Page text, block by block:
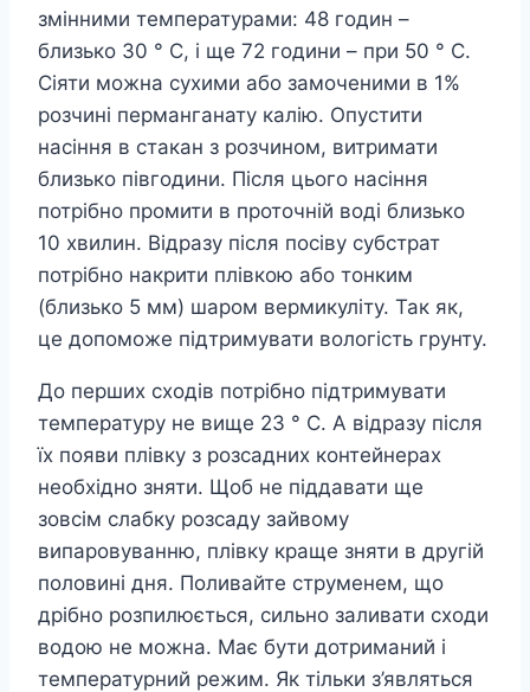
змінними температурами: 48 годин –
близько 30 ° С, і ще 72 години – при 50 ° С.
Сіяти можна сухими або замоченими в 1%
розчині перманганату калію. Опустити
насіння в стакан з розчином, витримати
близько півгодини. Після цього насіння
потрібно промити в проточній воді близько
10 хвилин. Відразу після посіву субстрат
потрібно накрити плівкою або тонким
(близько 5 мм) шаром вермикуліту. Так як,
це допоможе підтримувати вологість грунту.
До перших сходів потрібно підтримувати
температуру не вище 23 ° С. А відразу після
їх появи плівку з розсадних контейнерах
необхідно зняти. Щоб не піддавати ще
зовсім слабку розсаду зайвому
випаровуванню, плівку краще зняти в другій
половині дня. Поливайте струменем, що
дрібно розпилюється, сильно заливати сходи
водою не можна. Має бути дотриманий і
температурний режим. Як тільки з’являться